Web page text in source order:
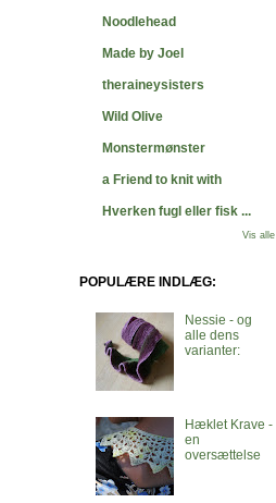
Noodlehead
Made by Joel
theraineysisters
Wild Olive
Monstermønster
a Friend to knit with
Hverken fugl eller fisk ...
Vis alle
POPULÆRE INDLÆG:
Nessie - og
alle dens
varianter:
Hæklet Krave -
en
oversættelse